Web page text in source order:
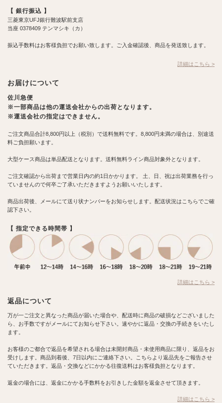
【 銀行振込 】
三菱東京UFJ銀行難波駅前支店
当座 0378409 テンマシキ（カ）
振込手数料はお客様負担でお願い致します。ご入金確認後、商品を発送致します。
詳細はこちら >
お届けについて
佐川急便
※一部商品は他の運送会社からの出荷となります。
※運送会社の指定はできません。
ご注文商品合計8,800円以上（税別）で送料無料です。8,800円未満の場合は、別途送
料ご負担願います。
大型ケース商品は単品配送となります。送料無料ライン商品対象外となります。
ご注文確認から出荷まで営業日内の約1日かかります。 土、日、祝は出荷業務を行っ
ていませんので何卒ご了承いただきますようお願いいたします。
商品出荷後、メールにて送り状ナンバーをお知らせします。配送状況はこちらでご確
認下さい。
【 指定できる時間帯 】
詳細はこちら >
返品について
万が一ご注文と異なった商品が届いた場合や、配送時に商品の破損などございました
ら、お手数ですがメールにてお知らせ下さい。速やかに返品・交換の手続きをいたし
ます。
お客様のご都合で返品を希望される場合は未開封商品・未使用商品に限り、返品をお
受けします。商品到着後、7日以内にご連絡下さい。こちらより返品先をご報告させ
ていただきます。返品・交換などにかかる往復送料はお客様負担となります。
返金の場合には、返金にかかる手数料をお引きした金額を返金させて頂きます。
詳細はこちら >